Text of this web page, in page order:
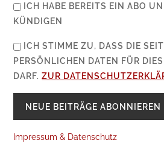
ICH HABE BEREITS EIN ABO
KÜNDIGEN
ICH STIMME ZU, DASS DIE
PERSÖNLICHEN DATEN FÜR
DARF.ZUR
Impressum & Datenschutz